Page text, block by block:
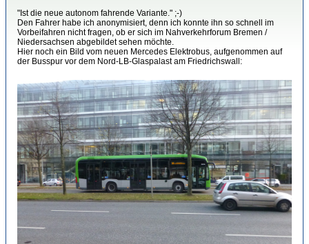
"Ist die neue autonom fahrende Variante." ;-)
Den Fahrer habe ich anonymisiert, denn ich konnte ihn so schnell im
Vorbeifahren nicht fragen, ob er sich im Nahverkehrforum Bremen /
Niedersachsen abgebildet sehen möchte.
Hier noch ein Bild vom neuen Mercedes Elektrobus, aufgenommen auf
der Busspur vor dem Nord-LB-Glaspalast am Friedrichswall: